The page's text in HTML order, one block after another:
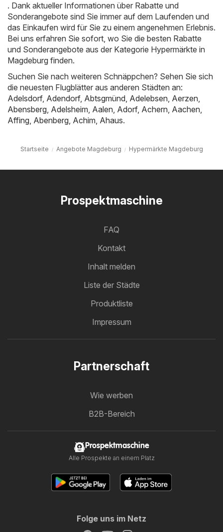
. Dank aktueller Informationen über Rabatte und
Sonderangebote sind Sie immer auf dem Laufenden und
das Einkaufen wird für Sie zu einem angenehmen Erlebnis.
Bei uns erfahren Sie sofort, wo Sie die besten Rabatte
und Sonderangebote aus der Kategorie Hypermärkte in
Magdeburg finden.
Suchen Sie nach weiteren Schnäppchen? Sehen Sie sich
die neuesten Flugblätter aus anderen Städten an:
Adelsdorf, Adendorf, Abtsgmünd, Adelebsen, Aerzen,
Abensberg, Adelsheim, Aalen, Adorf, Achern, Aachen,
Affing, Abenberg, Achim, Ahaus.
Startseite Angebote Magdeburg Hypermärkte Magdeburg
Prospektmaschine
FAQ
Kontakt
Inhalt melden
Liste der Städte
Produktliste
Impressum
Partnerschaft
Wie werben
B2B-Bereich
Prospektmaschine
Alle Prospekte an einem Platz
Folge uns im Netz